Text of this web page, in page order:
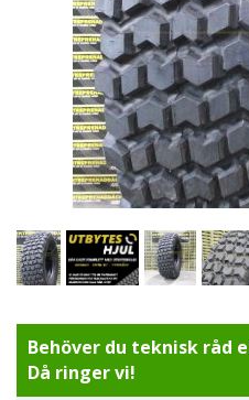
Behöver du teknisk råd
Då ringer vi!